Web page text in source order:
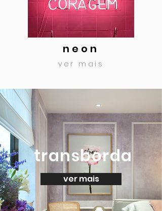
neon
ver mais
transborda
ver mais